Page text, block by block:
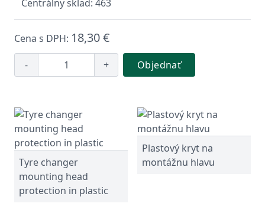
Centrálny sklad: 463
Cena s DPH: 18,30 €
- + Objednať
Tyre changer
mounting head
protection in plastic
Plastový kryt na
montážnu hlavu